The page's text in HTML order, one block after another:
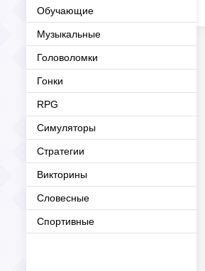
Обучающие
Музыкальные
Головоломки
Гонки
RPG
Симуляторы
Стратегии
Викторины
Словесные
Спортивные